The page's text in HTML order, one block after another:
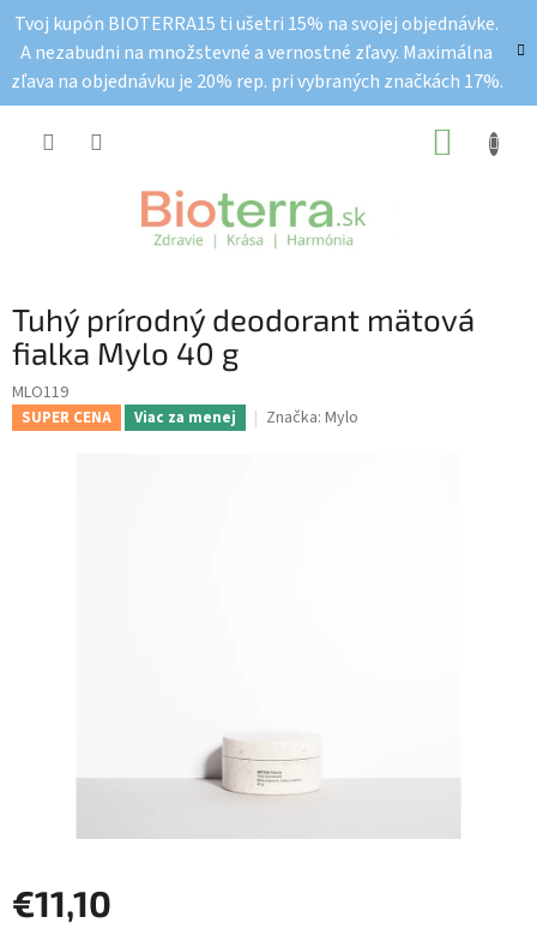
obsah
Tvoj kupón BIOTERRA15 ti ušetri 15% na svojej objednávke.
A nezabudni na množstevné a vernostné zľavy. Maximálna
zľava na objednávku je 20% rep. pri vybraných značkách 17%.
Tuhý prírodný deodorant mätová
fialka Mylo 40 g
MLO119
SUPER CENA Viac za menej Značka: Mylo
€11,10